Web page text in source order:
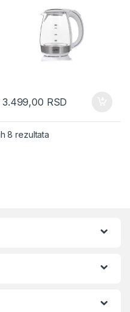
3.499,00 RSD
8 rezultataSorted by latest